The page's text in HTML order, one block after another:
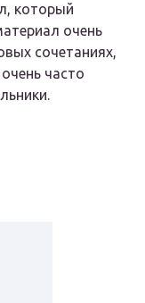
который
очень
сочетаниях,
часто